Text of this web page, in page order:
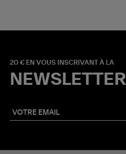
20 € EN VOUS INSCRIVANT À LA
NEWSLETTER